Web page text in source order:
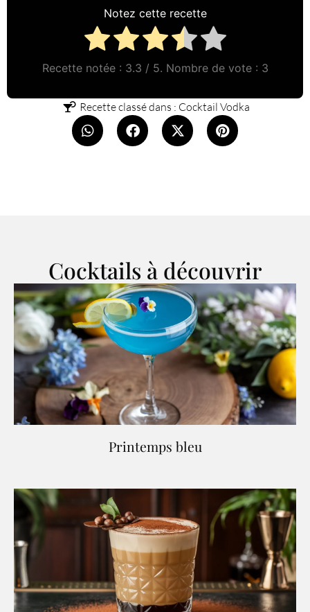
Notez cette recette
Recette notée : 3.3 / 5. Nombre de vote : 3
Recette classé dans : Cocktail Vodka
Cocktails à découvrir
Printemps bleu